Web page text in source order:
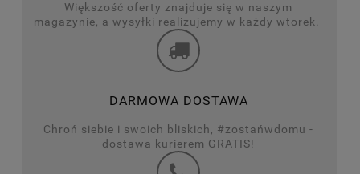
Większość oferty znajduje się w naszym
magazynie, a wysyłki realizujemy w każdy wtorek.
DARMOWA DOSTAWA
Chroń siebie i swoich bliskich, #zostańwdomu -
dostawa kurierem GRATIS!